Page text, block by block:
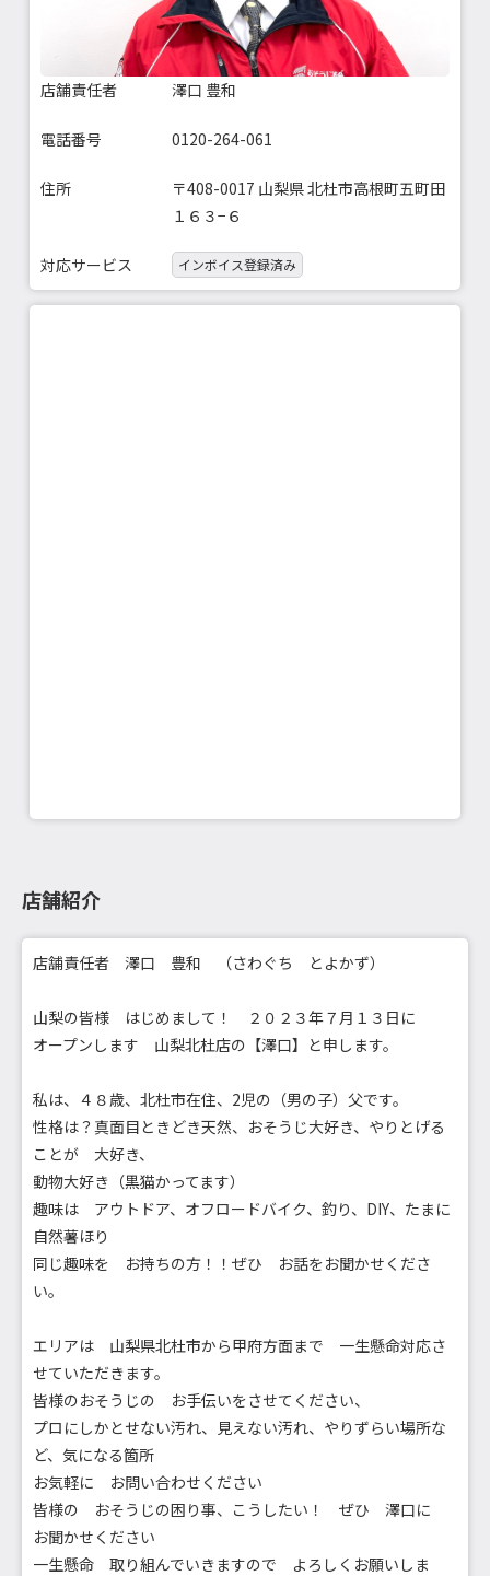
店舗責任者 澤口 豊和
電話番号 0120-264-061
住所
〒408-0017 山梨県 北杜市高根町五町田
１６３−６
対応サービス インボイス登録済み
店舗紹介
店舗責任者 澤口 豊和 （さわぐち とよかず）
山梨の皆様 はじめまして！ ２０２３年７月１３日に
オープンします 山梨北杜店の【澤口】と申します。
私は、４８歳、北杜市在住、2児の（男の子）父です。
性格は？真面目ときどき天然、おそうじ大好き、やりとげる
ことが 大好き、
動物大好き（黒猫かってます）
趣味は アウトドア、オフロードバイク、釣り、DIY、たまに
自然薯ほり
同じ趣味を お持ちの方！！ぜひ お話をお聞かせくださ
い。
エリアは 山梨県北杜市から甲府方面まで 一生懸命対応さ
せていただきます。
皆様のおそうじの お手伝いをさせてください、
プロにしかとせない汚れ、見えない汚れ、やりずらい場所な
ど、気になる箇所
お気軽に お問い合わせください
皆様の おそうじの困り事、こうしたい！ ぜひ 澤口に
お聞かせください
一生懸命 取り組んでいきますので よろしくお願いしま